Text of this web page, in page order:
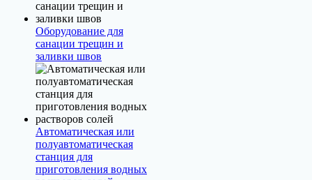
Оборудование для
санации трещин и
заливки швов
Автоматическая или
полуавтоматическая
станция для
приготовления водных